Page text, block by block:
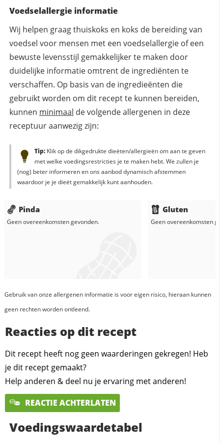
Voedselallergie informatie
Wij helpen graag thuiskoks en koks de bereiding van
voedsel voor mensen met een voedselallergie of een
bewuste levensstijl gemakkelijker te maken door
duidelijke informatie omtrent de ingrediënten te
verschaffen. Op basis van de ingredieënten die
gebruikt worden om dit recept te kunnen bereiden,
kunnen minimaal de volgende allergenen in deze
receptuur aanwezig zijn:
Tip:Klik op de dikgedrukte dieëten/allergieën om aan te geven
met welke voedingsrestricties je te maken hebt. We zullen je
(nog) beter informeren en ons aanbod dynamisch afstemmen
waardoor je je dieët gemakkelijk kunt aanhouden.
Pinda
Geen overeenkomsten gevonden.
Gluten
Geen overeenkomsten
Gebruik van onze allergenen informatie is voor eigen risico, hieraan kunnen
geen rechten worden ontleend.
Reacties op dit recept
Dit recept heeft nog geen waarderingen gekregen! Heb
je dit recept gemaakt?
Help anderen & deel nu je ervaring met anderen!
REACTIE ACHTERLATEN
Voedingswaardetabel